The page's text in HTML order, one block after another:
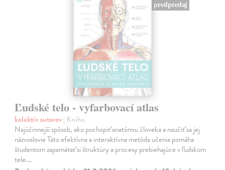
predpredaj
Ľudské telo - vyfarbovací atlas
kolektív autorov| Kniha
Najúčinnejší spôsob, ako pochopiť anatómiu človeka a naučiť sa jej
názvoslovie Táto efektívna a interaktívna metóda učenia pomáha
študentom zapamätať si štruktúry a procesy prebiehajúce v ľudskom
tele.…